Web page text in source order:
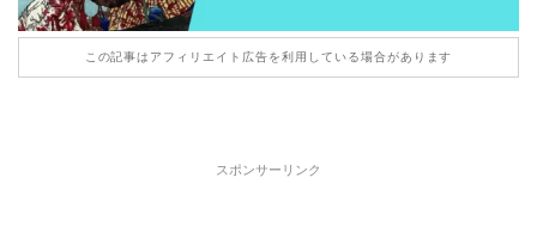
この記事はアフィリエイト広告を利用している場合があります
スポンサーリンク